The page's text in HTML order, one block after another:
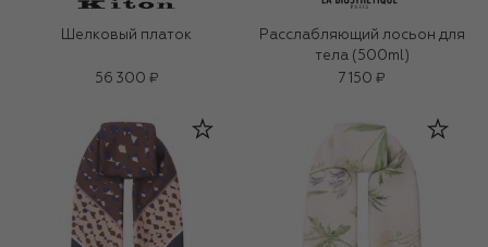
Шелковый платок
56 300 ₽
Расслабляющий лосьон для
тела (500ml)
7 150 ₽